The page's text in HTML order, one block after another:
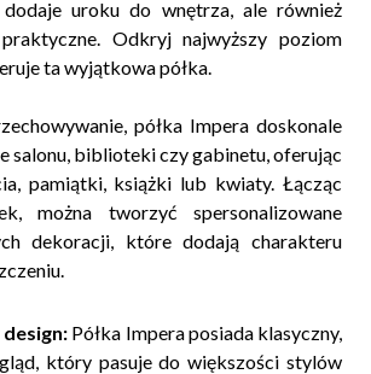
uroku do wnętrza, ale również
Odkryj najwyższy poziom
ta wyjątkowa półka.
półka Impera doskonale
salonu, biblioteki czy gabinetu, oferując
pamiątki, książki lub kwiaty. Łącząc
można tworzyć spersonalizowane
dekoracji, które dodają charakteru
Półka Impera posiada klasyczny,
który pasuje do większości stylów